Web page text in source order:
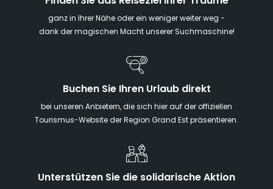
ganz in Ihrer Nähe oder ein weniger weiter weg -
dank der magischen Macht unserer Suchmaschine!
Buchen Sie Ihren Urlaub direkt
bei unseren Anbietern, die sich hier auf der offiziellen
Tourismus-Website der Region Grand Est präsentieren.
Unterstützen Sie die solidarische Aktion